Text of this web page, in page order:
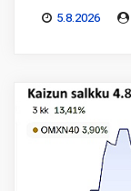
5.8.2026